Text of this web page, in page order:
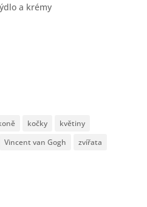
a krémy
kočky
květiny
Vincent van Gogh
zvířata